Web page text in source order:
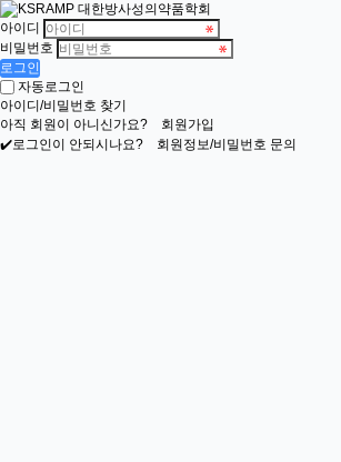
아이디
비밀번호
로그인
자동로그인
아이디/비밀번호 찾기
아직 회원이 아니신가요? 회원가입
✔️로그인이 안되시나요? 회원정보/비밀번호 문의